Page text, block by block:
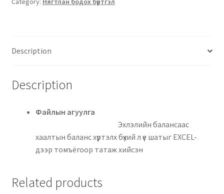
Description
Description
Файлын агуулга
Эхлэлийн балансаас
хаалтын баланс хүртэлх бүхий л үе шатыг EXCEL-
дээр томъёгоор татаж хийсэн
Related products